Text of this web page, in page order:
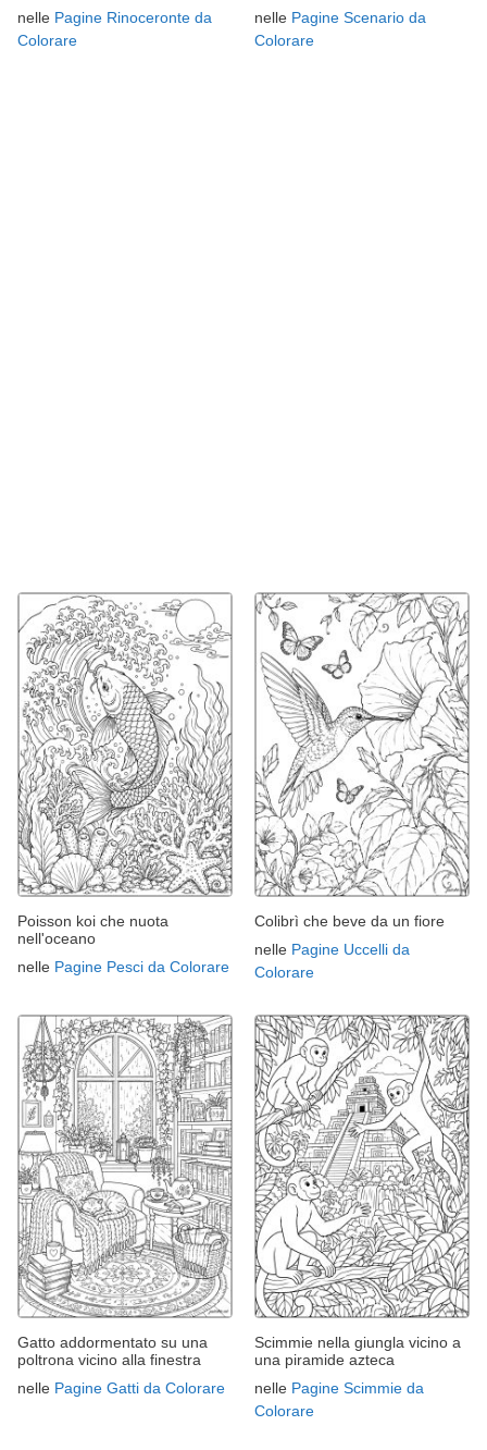
nelle Pagine Rinoceronte da
Colorare
nelle Pagine Scenario da
Colorare
Poisson koi che nuota
nell'oceano
nelle Pagine Pesci da Colorare
Colibrì che beve da un fiore
nelle Pagine Uccelli da
Colorare
Gatto addormentato su una
poltrona vicino alla finestra
nelle Pagine Gatti da Colorare
Scimmie nella giungla vicino a
una piramide azteca
nelle Pagine Scimmie da
Colorare